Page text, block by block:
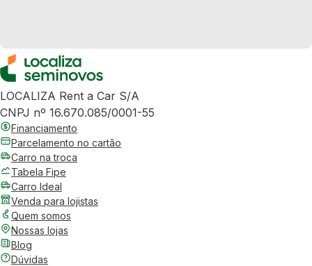
LOCALIZA Rent a Car S/A
CNPJ nº 16.670.085/0001-55
Financiamento
Parcelamento no cartão
Carro na troca
Tabela Fipe
Carro Ideal
Venda para lojistas
Quem somos
Nossas lojas
Blog
Dúvidas